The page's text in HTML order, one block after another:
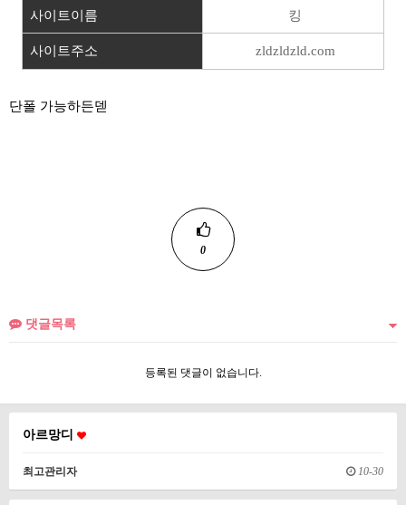
사이트이름 킹
사이트주소 zldzldzld.com
단폴 가능하든덷
0
댓글목록
등록된 댓글이 없습니다.
아르망디
최고관리자 10-30